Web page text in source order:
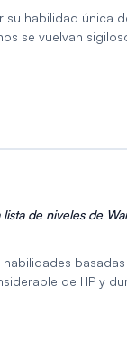
su habilidad única
se vuelvan
y control de área,
de niveles de
de HP y